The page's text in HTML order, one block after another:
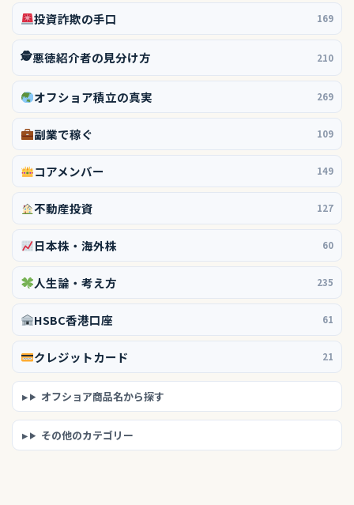
投資詐欺の手口 169
🕵️悪徳紹介者の見分け方 210
オフショア積立の真実 269
副業で稼ぐ 109
コアメンバー 149
不動産投資 127
日本株・海外株 60
人生論・考え方 235
HSBC香港口座 61
クレジットカード 21
オフショア商品名から探す
その他のカテゴリー